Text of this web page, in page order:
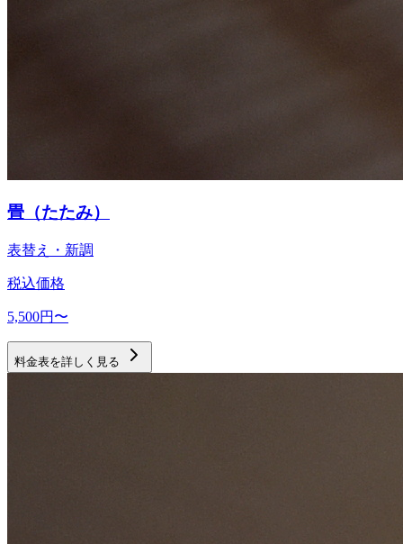
畳（たたみ）
表替え・新調
税込価格
5,500円〜
料金表を詳しく見る